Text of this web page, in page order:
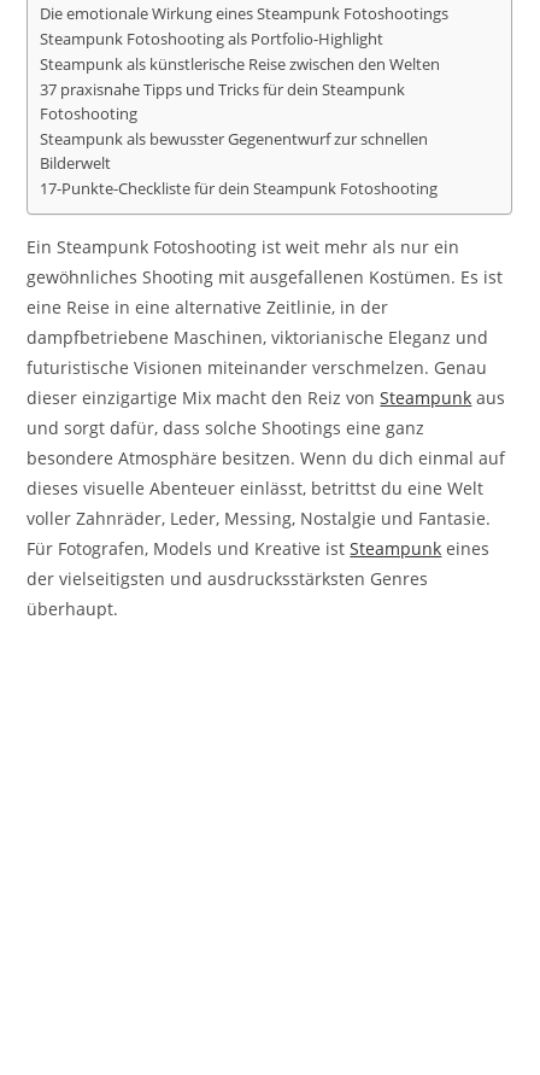
Die emotionale Wirkung eines Steampunk Fotoshootings
Steampunk Fotoshooting als Portfolio-Highlight
Steampunk als künstlerische Reise zwischen den Welten
37 praxisnahe Tipps und Tricks für dein Steampunk
Fotoshooting
Steampunk als bewusster Gegenentwurf zur schnellen
Bilderwelt
17-Punkte-Checkliste für dein Steampunk Fotoshooting
Ein Steampunk Fotoshooting ist weit mehr als nur ein
gewöhnliches Shooting mit ausgefallenen Kostümen. Es ist
eine Reise in eine alternative Zeitlinie, in der
dampfbetriebene Maschinen, viktorianische Eleganz und
futuristische Visionen miteinander verschmelzen. Genau
dieser einzigartige Mix macht den Reiz vonSteampunk aus
und sorgt dafür, dass solche Shootings eine ganz
besondere Atmosphäre besitzen. Wenn du dich einmal auf
dieses visuelle Abenteuer einlässt, betrittst du eine Welt
voller Zahnräder, Leder, Messing, Nostalgie und Fantasie.
Für Fotografen, Models und Kreative istSteampunk eines
der vielseitigsten und ausdrucksstärksten Genres
überhaupt.